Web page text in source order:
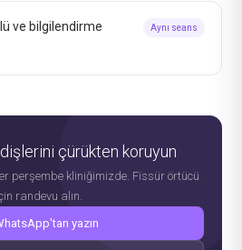
ve bilgilendirme Aynı seans
çürükten koruyun
perşembe kliniğimizde. Fissür örtücü
randevu alın.
yazın